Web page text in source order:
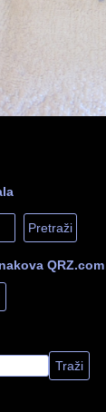
QRZ.com